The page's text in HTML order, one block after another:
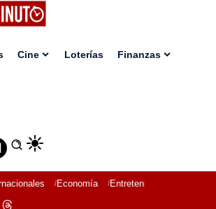
Cine Loterías Finanzas
Economía Entretenimiento